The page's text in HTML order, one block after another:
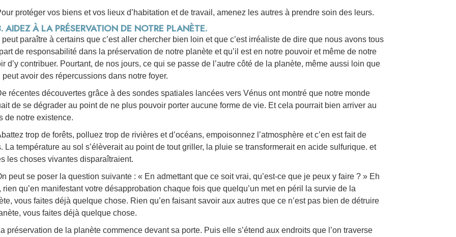
protéger vos biens et vos lieux d’habitation et de travail, amenez les autres à prendre soin des leurs.
AIDEZ À LA PRÉSERVATION DE NOTRE PLANÈTE.
Il peut paraître à certains que c’est aller chercher bien loin et que c’est irréaliste de dire que nous avons tous
de responsabilité dans la préservation de notre planète et qu’il est en notre pouvoir et même de notre
d’y contribuer. Pourtant, de nos jours, ce qui se passe de l’autre côté de la planète, même aussi loin que
peut avoir des répercussions dans notre foyer.
récentes découvertes grâce à des sondes spatiales lancées vers Vénus ont montré que notre monde
de se dégrader au point de ne plus pouvoir porter aucune forme de vie. Et cela pourrait bien arriver au
de notre existence.
trop de forêts, polluez trop de rivières et d’océans, empoisonnez l’atmosphère et c’en est fait de
La température au sol s’élèverait au point de tout griller, la pluie se transformerait en acide sulfurique. et
les choses vivantes disparaîtraient.
peut se poser la question suivante : « En admettant que ce soit vrai, qu’est-ce que je peux y faire ? » Eh
rien qu’en manifestant votre désapprobation chaque fois que quelqu’un met en péril la survie de la
vous faites déjà quelque chose. Rien qu’en faisant savoir aux autres que ce n’est pas bien de détruire
vous faites déjà quelque chose.
préservation de la planète commence devant sa porte. Puis elle s’étend aux endroits que l’on traverse